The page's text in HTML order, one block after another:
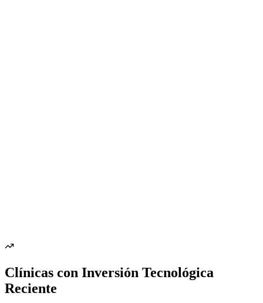
Clínicas con Inversión Tecnológica
Reciente